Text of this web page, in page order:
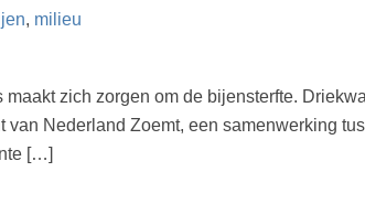
, milieu
zich zorgen om de bijensterfte.
Nederland Zoemt, een samenwerking
[…]